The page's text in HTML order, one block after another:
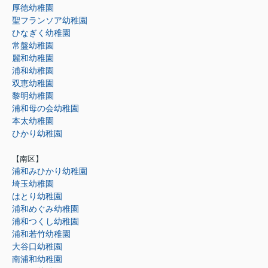
厚徳幼稚園
聖フランソア幼稚園
ひなぎく幼稚園
常盤幼稚園
麗和幼稚園
浦和幼稚園
双恵幼稚園
黎明幼稚園
浦和母の会幼稚園
本太幼稚園
ひかり幼稚園
【南区】
浦和みひかり幼稚園
埼玉幼稚園
はとり幼稚園
浦和めぐみ幼稚園
浦和つくし幼稚園
浦和若竹幼稚園
大谷口幼稚園
南浦和幼稚園